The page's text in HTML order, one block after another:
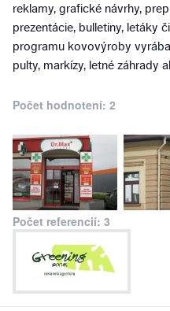
reklamy, grafické návrhy,
prezentácie, bulletiny, letáky
programu kovovýroby
pulty, markízy, letné záhrady
Počet hodnotení: 2
Počet referencií: 3